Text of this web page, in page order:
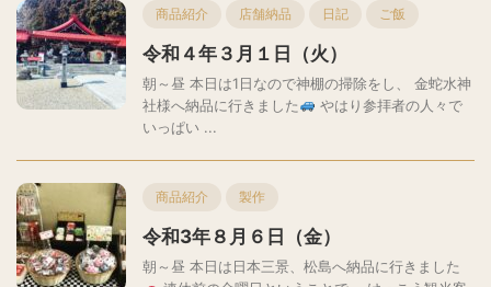
商品紹介 店舗納品 日記 ご飯
令和４年３月１日（火）
朝～昼 本日は1日なので神棚の掃除をし、 金蛇水神
社様へ納品に行きました
やはり参拝者の人々で
いっぱい ...
商品紹介 製作
令和3年８月６日（金）
朝～昼 本日は日本三景、松島へ納品に行きました